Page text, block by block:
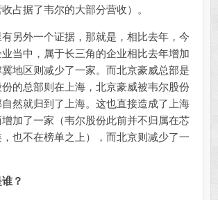
占据了韦尔的大部分营收）。
外一个证据，那就是，相比去年，今
当中，属于长三角的企业相比去年增加
地区则减少了一家。而北京豪威总部是
的总部则在上海，北京豪威被韦尔股份
然就归到了上海。这也直接造成了上海
加了一家（韦尔股份此前并不归属在芯
也不在榜单之上），而北京则减少了一
？